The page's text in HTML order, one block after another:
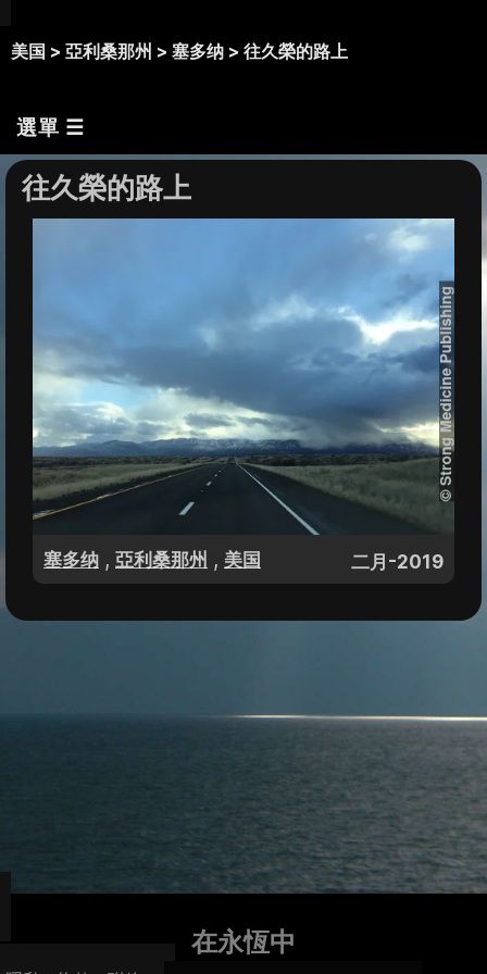
美国 > 亞利桑那州 > 塞多纳 > 往久榮的路上
選單 ☰
往久榮的路上
塞多纳 , 亞利桑那州 , 美国 二月-2019
在永恆中